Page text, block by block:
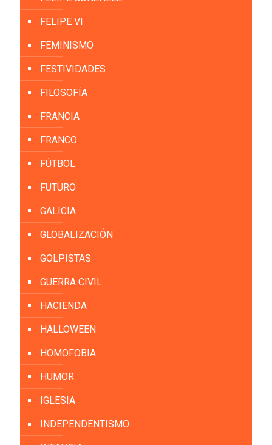
FELIPE VI
FEMINISMO
FESTIVIDADES
FILOSOFÍA
FRANCIA
FRANCO
FÚTBOL
FUTURO
GALICIA
GLOBALIZACIÓN
GOLPISTAS
GUERRA CIVIL
HACIENDA
HALLOWEEN
HOMOFOBIA
HUMOR
IGLESIA
INDEPENDENTISMO